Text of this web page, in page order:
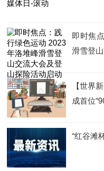
即时焦
滑雪登
【世界
成首位
“红谷滩